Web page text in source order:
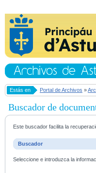
Estás en Portal de Archivos »
Buscador de
Este buscador facilita la
Buscador
Seleccione e introduzca la